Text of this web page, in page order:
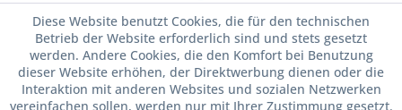
Diese Website benutzt Cookies, die für den technischen
Betrieb der Website erforderlich sind und stets gesetzt
werden. Andere Cookies, die den Komfort bei Benutzung
dieser Website erhöhen, der Direktwerbung dienen oder die
Interaktion mit anderen Websites und sozialen Netzwerken
vereinfachen sollen, werden nur mit Ihrer Zustimmung gesetzt.